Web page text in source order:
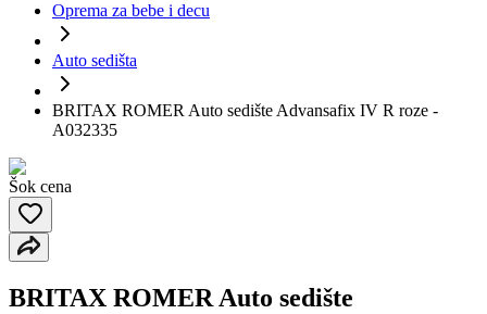
Oprema za bebe i decu
Auto sedišta
BRITAX ROMER Auto sedište Advansafix IV R roze -
A032335
Šok cena
BRITAX ROMER Auto sedište